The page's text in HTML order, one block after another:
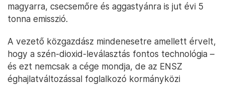
magyarra, csecsemőre és aggastyánra is jut évi 5
tonna emisszió.
A vezető közgazdász mindenesetre amellett érvelt,
hogy a szén-dioxid-leválasztás fontos technológia –
és ezt nemcsak a cége mondja, de az ENSZ
éghajlatváltozással foglalkozó kormányközi